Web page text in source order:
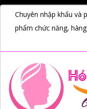
Chuyên nhập khẩu và
phẩm chức năng,